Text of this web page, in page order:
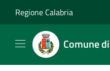
Regione Calabria
Comune